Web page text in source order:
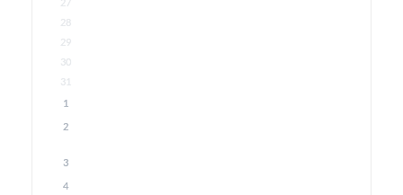
27
28
29
30
31
1
2
3
4